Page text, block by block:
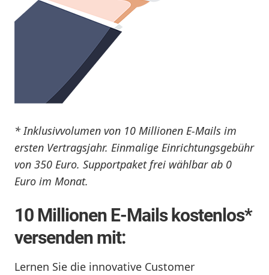
* Inklusivvolumen von 10 Millionen E-Mails im
ersten Vertragsjahr. Einmalige Einrichtungsgebühr
von 350 Euro. Supportpaket frei wählbar ab 0
Euro im Monat.
10 Millionen E-Mails kostenlos*
versenden mit:
Lernen Sie die innovative Customer